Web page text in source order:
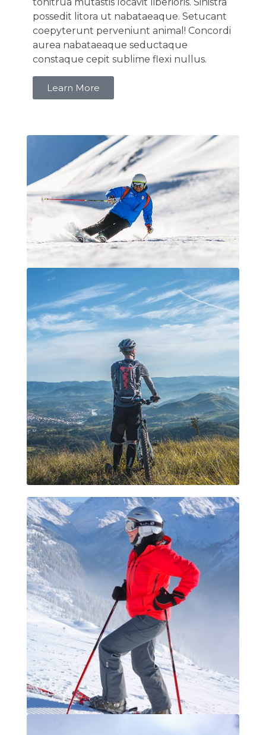
possedit litora ut nabataeaque. Setucant
coepyterunt perveniunt animal! Concordi
aurea nabataeaque seductaque
constaque cepit sublime flexi nullus.
Learn More